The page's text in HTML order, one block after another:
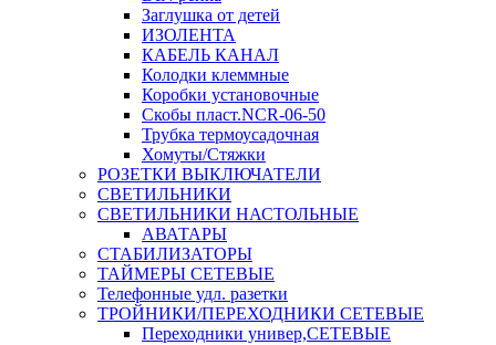
Заглушка от детей
ИЗОЛЕНТА
КАБЕЛЬ КАНАЛ
Колодки клеммные
Коробки установочные
Скобы пласт.NCR-06-50
Трубка термоусадочная
Хомуты/Стяжки
РОЗЕТКИ ВЫКЛЮЧАТЕЛИ
СВЕТИЛЬНИКИ
СВЕТИЛЬНИКИ НАСТОЛЬНЫЕ
АВАТАРЫ
СТАБИЛИЗАТОРЫ
ТАЙМЕРЫ СЕТЕВЫЕ
Телефонные удл. разетки
ТРОЙНИКИ/ПЕРЕХОДНИКИ СЕТЕВЫЕ
Переходники универ,СЕТЕВЫЕ